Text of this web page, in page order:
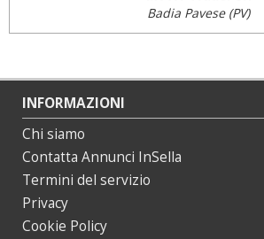
Badia Pavese (PV)
INFORMAZIONI
Chi siamo
Contatta Annunci InSella
Termini del servizio
Privacy
Cookie Policy